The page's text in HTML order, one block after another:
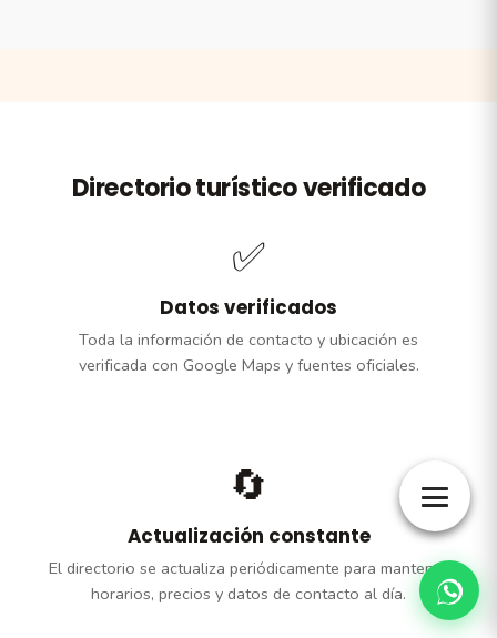
Directorio turístico verificado
✅
Datos verificados
Toda la información de contacto y ubicación es
verificada con Google Maps y fuentes oficiales.
🔄
Actualización constante
El directorio se actualiza periódicamente para mantener
horarios, precios y datos de contacto al día.